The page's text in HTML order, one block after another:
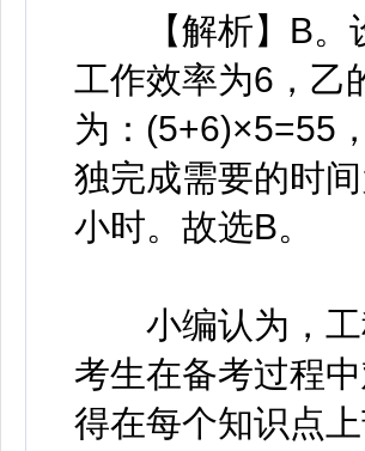
【解析】B。设
工作效率为6，乙
为：(5+6)×5=55
独完成需要的时
小时。故选B。
小编认为，工
考生在备考过程
得在每个知识点